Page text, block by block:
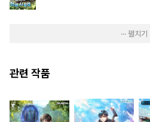
··· 펼치기
관련 작품